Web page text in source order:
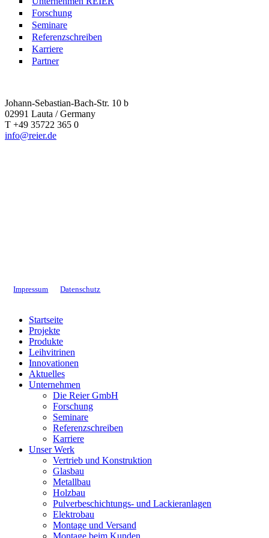
Forschung
Seminare
Referenzschreiben
Karriere
Partner
Johann-Sebastian-Bach-Str. 10 b
02991 Lauta / Germany
T +49 35722 365 0
info@reier.de
Impressum Datenschutz
Close
Menu
Startseite
Projekte
Produkte
Leihvitrinen
Innovationen
Aktuelles
Unternehmen
Die Reier GmbH
Forschung
Seminare
Referenzschreiben
Karriere
Unser Werk
Vertrieb und Konstruktion
Glasbau
Metallbau
Holzbau
Pulverbeschichtungs- und Lackieranlagen
Elektrobau
Montage und Versand